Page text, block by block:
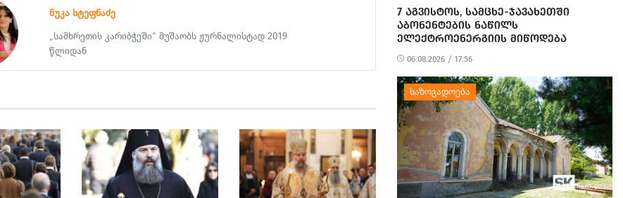
ნუკა სტეფნაძე
„სამხრეთის კარიბჭეში“ მუშაობს ჟურნალისტად 2019
წლიდან
7 ᲐᲒᲕᲘᲡᲢᲝᲡ, ᲡᲐᲛᲪᲮᲔ-ᲯᲐᲕᲐᲮᲔᲗᲨᲘ
ᲐᲑᲝᲜᲔᲜᲢᲔᲑᲘᲡ ᲜᲐᲬᲘᲚᲡ
ᲔᲚᲔᲥᲢᲠᲝᲔᲜᲔᲠᲒᲘᲘᲡ ᲛᲘᲬᲝᲓᲔᲑᲐ
ᲨᲔᲔᲖᲦᲣᲓᲔᲑᲐ
06.08.2026 / 17:56